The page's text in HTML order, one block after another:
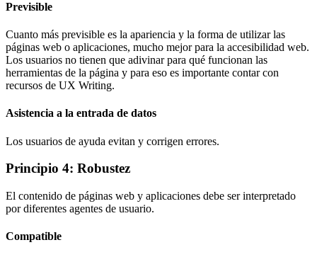
Previsible
Cuanto más previsible es la apariencia y la forma de utilizar las
páginas web o aplicaciones, mucho mejor para la accesibilidad web.
Los usuarios no tienen que adivinar para qué funcionan las
herramientas de la página y para eso es importante contar con
recursos de UX Writing.
Asistencia a la entrada de datos
Los usuarios de ayuda evitan y corrigen errores.
Principio 4: Robustez
El contenido de páginas web y aplicaciones debe ser interpretado
por diferentes agentes de usuario.
Compatible